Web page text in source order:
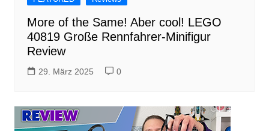
More of the Same! Aber cool! LEGO
40819 Große Rennfahrer-Minifigur
Review
29. März 2025 0